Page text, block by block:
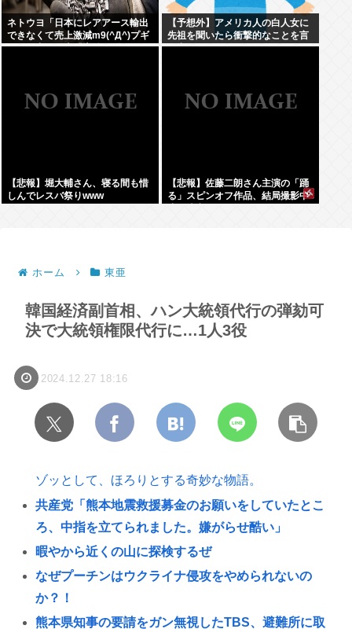
ネトウヨ「日本にレアアース輸出
できなくて売上激減m9(^Д^)プギ
ャー」中国稀土「増益すぎてすま
【予想外】アメリカ人の白人女に
先祖を聞いたら衝撃的なことを言
い出した
【悲報】堀大輔さん、寝る間も惜
しんでレスバ祭りwww
【悲報】佐藤二朗さん主演の「踊
る」スピンオフ作品、結局撮影中
ホーム 東亜
韓国経済副首相、ハン大統領代行の弾劾可
決で大統領権限代行に…1人3役
2024.12.27 18:16
ゾッとして、ほろりとする奇妙な物語。
共産党「熊本地震救援募金のお願いをしていたとこ
ろ、中指を立てられました。嫌がらせ酷い」
暇やから近くの山に探検するぜ
なぜプーチンはウクライナ侵攻をやめられないの
か？！
熊本県知事の要請をガン無視したTBS、避難所に取